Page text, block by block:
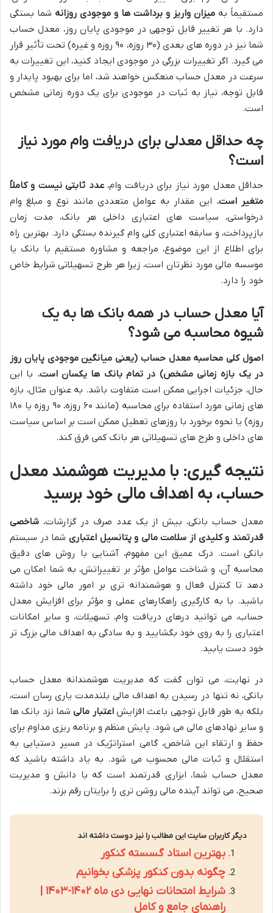
مستقیماً به میزان واریز و برداشت ها و موجودی روزانه شما بستگی
دارد. با هر تغییر قابل توجهی در موجودی پایان روز، معدل حساب
شما نیز در دوره های بعدی (۳۰ روزه، ۹۰ روزه و غیره) تحت تأثیر قرار
می گیرد. اگر تغییرات بزرگی در موجودی ایجاد کنید، این تغییرات به
سرعت در معدل حساب منعکس خواهند شد، اما برای بهبود پایدار و
قابل توجه، نیاز به ثبات در موجودی برای یک دوره زمانی مشخص
است.
چه حداقل معدلی برای دریافت وام مورد نیاز
است؟
حداقل معدل مورد نیاز برای دریافت وام،عدد ثابتی نیست و کاملاً
متغیر است. این مقدار به عوامل متعددی مانند نوع و مبلغ وام
درخواستی، سیاست های اعتباری داخلی هر بانک، مدت زمان
بازپرداخت، و سابقه اعتباری کلی وام گیرنده بستگی دارد. بهترین راه
برای اطلاع از این موضوع، مراجعه و مشاوره مستقیم با بانک یا
موسسه مالی مورد نظرتان است، زیرا هر طرح تسهیلاتی شرایط خاص
خود را دارد.
آیا معدل حساب در همه بانک ها به یک
شیوه محاسبه می شود؟
اصول کلی محاسبه معدل حساب (یعنی میانگین موجودی پایان روز
در یک بازه زمانی مشخص) در تمام بانک ها یکسان است. با این
حال، جزئیات اجرایی ممکن است متفاوت باشد. به عنوان مثال، بازه
های زمانی مورد استفاده برای محاسبه (مانند ۶۰ روزه، ۹۰ روزه یا ۱۸۰
روزه) یا نحوه برخورد با روزهای تعطیل ممکن است بر اساس سیاست
های داخلی و طرح های تسهیلاتی هر بانک کمی فرق کند.
نتیجه گیری: با مدیریت هوشمند معدل
حساب، به اهداف مالی خود برسید
معدل حساب بانکی، بیش از یک عدد صرف در گزارشات، شاخصی
قدرتمند و کلیدی از سلامت مالی و پتانسیل اعتباری شما در سیستم
بانکی است. درک عمیق این مفهوم، آشنایی با روش های دقیق
محاسبه آن، و شناخت عوامل مؤثر بر تغییراتش، به شما امکان می
دهد تا کنترل فعال و هوشمندانه تری بر امور مالی خود داشته
باشید. با به کارگیری راهکارهای عملی و مؤثر برای افزایش معدل
حساب، می توانید درهای دریافت وام، تسهیلات، و سایر امکانات
اعتباری را به روی خود بگشایید و به سادگی به اهداف مالی بزرگ تر
خود دست یابید.
در نهایت، می توان گفت که مدیریت هوشمندانه معدل حساب
بانکی، نه تنها در رسیدن به اهداف مالی بلندمدت یاری رسان است،
بلکه به طور قابل توجهی باعث افزایشاعتبار مالیشما نزد بانک ها
و سایر نهادهای مالی می شود. پایش منظم و برنامه ریزی مداوم برای
حفظ و ارتقاء این شاخص، گامی استراتژیک در مسیر دستیابی به
استقلال و ثبات مالی محسوب می شود. به یاد داشته باشید که
معدل حساب شما، ابزاری قدرتمند است که با دانش و مدیریت
صحیح، می تواند آینده مالی روشن تری را برایتان رقم بزند.
دیگر کاربران سایت این مطالب را نیز دوست داشته اند
بهترین استاد گسسته کنکور
چگونه بدون کنکور پزشکی بخوانیم
راهنمای جامع و کامل